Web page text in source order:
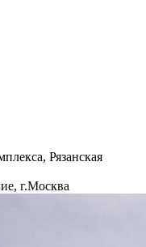
Рязанская
г.Москва